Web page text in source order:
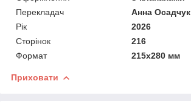
Перекладач
Анна Осадчук
Рік
2026
Сторінок
216
Формат
215х280 мм
Приховати